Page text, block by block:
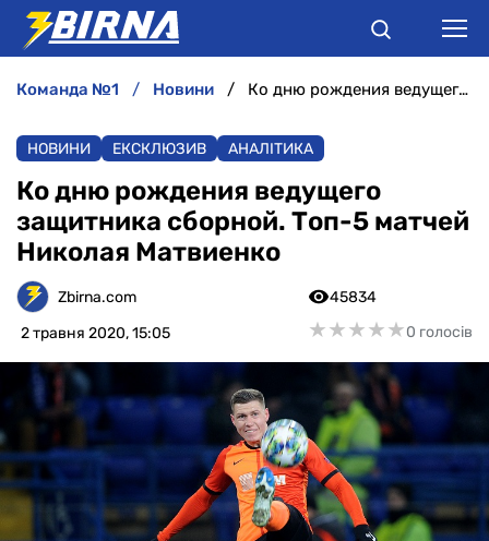
АНАЛІТИКА
ІНТЕРВ'Ю
РІЗНЕ
БУКМЕКЕРИ
команда №1 новини Ко дню рождения ведущего защитника сборной. Топ-5 матчей Николая Матвиенко
НОВИНИ ЕКСКЛЮЗИВ АНАЛІТИКА
Ко дню рождения ведущего
защитника сборной. Топ-5 матчей
Николая Матвиенко
Zbirna.com
2 травня 2020, 15:05
45834
★★★★★
★★★★★0 голосів